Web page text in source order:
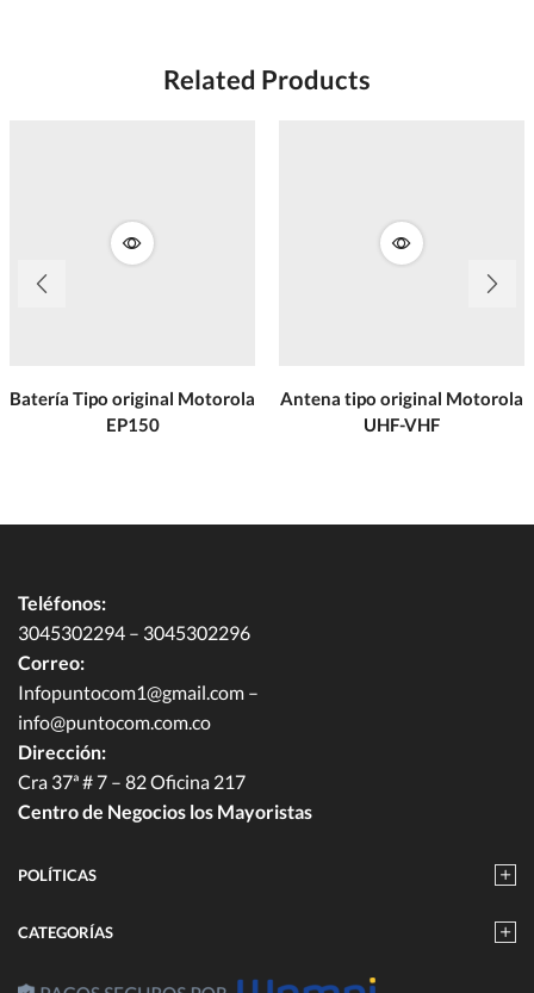
Related Products
Batería Tipo original Motorola
EP150
Antena tipo original Motorola
UHF-VHF
Teléfonos:
3045302294 – 3045302296
Correo:
Infopuntocom1@gmail.com –
info@puntocom.com.co
Dirección:
Cra 37ª # 7 – 82 Oficina 217
Centro de Negocios los Mayoristas
POLÍTICAS
CATEGORÍAS